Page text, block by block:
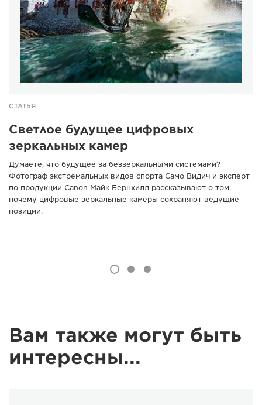
СТАТЬЯ
Светлое будущее цифровых
зеркальных камер
Думаете, что будущее за беззеркальными системами?
Фотограф экстремальных видов спорта Само Видич и эксперт
по продукции Canon Майк Бернхилл рассказывают о том,
почему цифровые зеркальные камеры сохраняют ведущие
позиции.
Вам также могут быть
интересны...